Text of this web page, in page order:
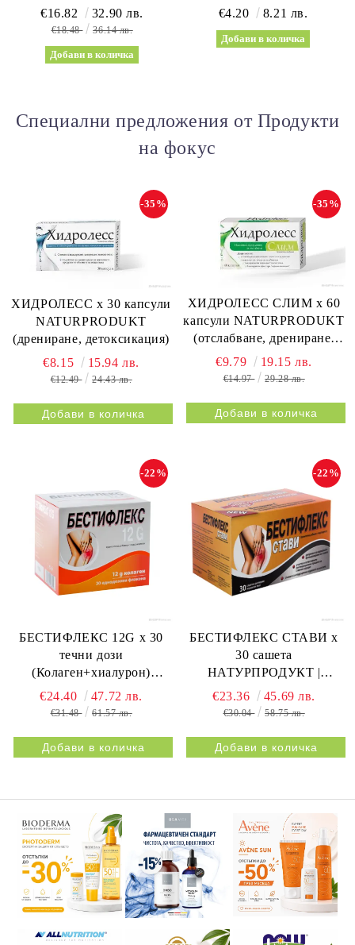
ДЕТОКСИКАЦИЯ И
ОТСЛАБВАНЕ Х 150
WAY
€16.82 32.90 лв.
€18.48 36.14 лв.
МЕТАБОЛИЗЪМ И
ВИТАХЕРБ | OYES VITA
€4.20 8.21 лв.
Специални предложения от Продукти
на фокус
ХИДРОЛЕСС х 30 капсули
NATURPRODUKT
(дрениране, детоксикация)
-35%
€8.15 15.94 лв.
€12.49 24.43 лв.
ХИДРОЛЕСС СЛИМ х 60
капсули NATURPRODUKT
(отслабване, дрениране,
метаболизъм)
-35%
€9.79 19.15 лв.
€14.97 29.28 лв.
БЕСТИФЛЕКС 12G х 30
течни дози
(Колаген+хиалурон)
НАТУРПРОДУКТ |
BESTIFLEX 12G 30s
-22%
€24.40 47.72 лв.
€31.48 61.57 лв.
БЕСТИФЛЕКС СТАВИ х
30 сашета
НАТУРПРОДУКТ |
BESTIFLEX JOINTS 30s
NATURPRODUKT
-22%
€23.36 45.69 лв.
€30.04 58.75 лв.